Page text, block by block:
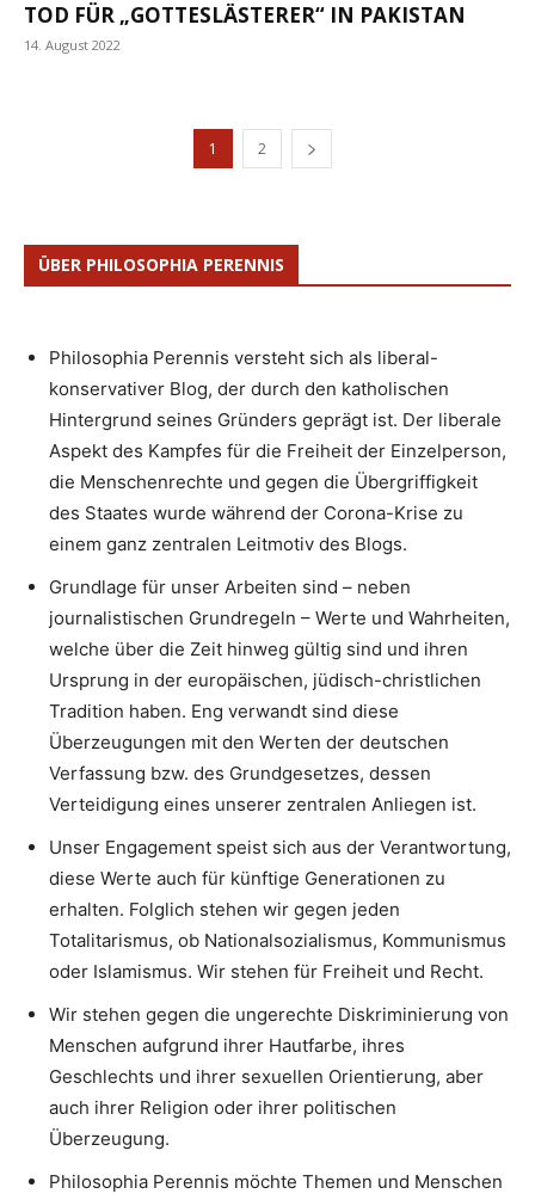
TOD FÜR „GOTTESLÄSTERER“ IN PAKISTAN
14. August 2022
1 2
ÜBER PHILOSOPHIA PERENNIS
Philosophia Perennis versteht sich als liberal-
konservativer Blog, der durch den katholischen
Hintergrund seines Gründers geprägt ist. Der liberale
Aspekt des Kampfes für die Freiheit der Einzelperson,
die Menschenrechte und gegen die Übergriffigkeit
des Staates wurde während der Corona-Krise zu
einem ganz zentralen Leitmotiv des Blogs.
Grundlage für unser Arbeiten sind – neben
journalistischen Grundregeln – Werte und Wahrheiten,
welche über die Zeit hinweg gültig sind und ihren
Ursprung in der europäischen, jüdisch-christlichen
Tradition haben. Eng verwandt sind diese
Überzeugungen mit den Werten der deutschen
Verfassung bzw. des Grundgesetzes, dessen
Verteidigung eines unserer zentralen Anliegen ist.
Unser Engagement speist sich aus der Verantwortung,
diese Werte auch für künftige Generationen zu
erhalten. Folglich stehen wir gegen jeden
Totalitarismus, ob Nationalsozialismus, Kommunismus
oder Islamismus. Wir stehen für Freiheit und Recht.
Wir stehen gegen die ungerechte Diskriminierung von
Menschen aufgrund ihrer Hautfarbe, ihres
Geschlechts und ihrer sexuellen Orientierung, aber
auch ihrer Religion oder ihrer politischen
Überzeugung.
Philosophia Perennis möchte Themen und Menschen